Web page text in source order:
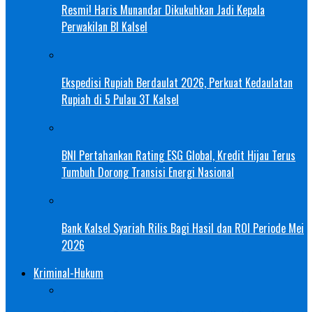
Resmi! Haris Munandar Dikukuhkan Jadi Kepala
Perwakilan BI Kalsel
Ekspedisi Rupiah Berdaulat 2026, Perkuat Kedaulatan
Rupiah di 5 Pulau 3T Kalsel
BNI Pertahankan Rating ESG Global, Kredit Hijau Terus
Tumbuh Dorong Transisi Energi Nasional
Bank Kalsel Syariah Rilis Bagi Hasil dan ROI Periode Mei
2026
Kriminal-Hukum